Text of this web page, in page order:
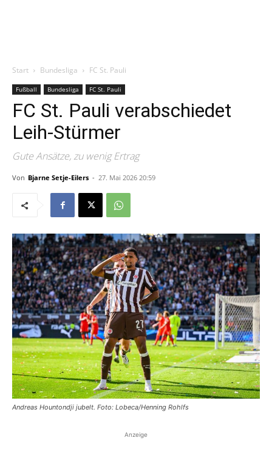
Start Bundesliga FC St. Pauli
Fußball Bundesliga FC St. Pauli
FC St. Pauli verabschiedet
Leih-Stürmer
Gute Ansätze, zu wenig Ertrag
Von Bjarne Setje-Eilers - 27. Mai 2026 20:59
Andreas Hountondji jubelt. Foto: Lobeca/Henning Rohlfs
Anzeige